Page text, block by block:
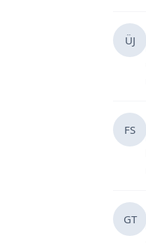
ÜJ
FS
GT